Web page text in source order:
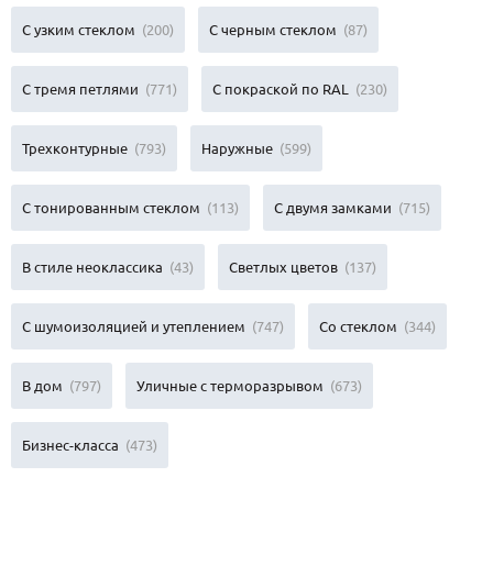
С узким стеклом (200) С черным стеклом (87)
С тремя петлями (771) С покраской по RAL (230)
Трехконтурные (793) Наружные (599)
С тонированным стеклом (113) С двумя замками (715)
В стиле неоклассика (43) Светлых цветов (137)
С шумоизоляцией и утеплением (747) Со стеклом (344)
В дом (797) Уличные с терморазрывом (673)
Бизнес-класса (473)